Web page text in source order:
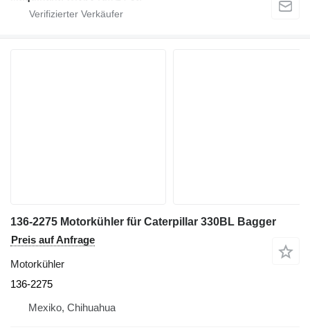
136-2275 Motorkühler für Caterpillar 330BL Bagger
Preis auf Anfrage
Motorkühler
136-2275
Mexiko, Chihuahua